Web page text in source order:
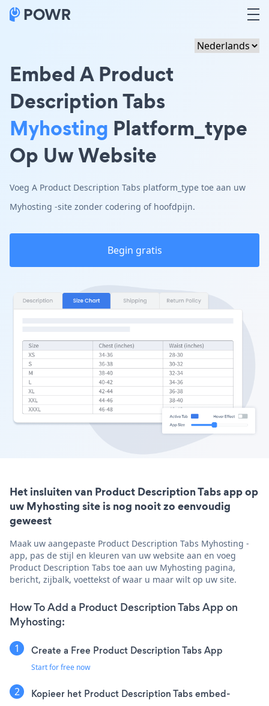
Embed A Product
Description Tabs
Myhosting Platform_type
Op Uw Website
Voeg A Product Description Tabs platform_type toe aan uw
Myhosting -site zonder codering of hoofdpijn.
Begin gratis
Het insluiten van Product Description Tabs app op
uw Myhosting site is nog nooit zo eenvoudig
geweest
Maak uw aangepaste Product Description Tabs Myhosting -
app, pas de stijl en kleuren van uw website aan en voeg
Product Description Tabs toe aan uw Myhosting pagina,
bericht, zijbalk, voettekst of waar u maar wilt op uw site.
How To Add a Product Description Tabs App on
Myhosting:
Create a Free Product Description Tabs App
Start for free now
Kopieer het Product Description Tabs embed-